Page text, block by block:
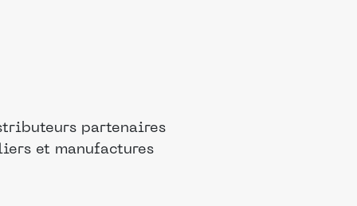
partenaires
et manufactures